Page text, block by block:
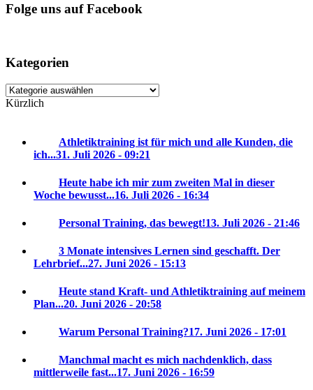
Folge uns auf Facebook
Kategorien
Kategorien
Kürzlich
Athletiktraining ist für mich und alle Kunden, die
ich...31. Juli 2026 - 09:21
Heute habe ich mir zum zweiten Mal in dieser
Woche bewusst...16. Juli 2026 - 16:34
Personal Training, das bewegt!13. Juli 2026 - 21:46
3 Monate intensives Lernen sind geschafft. Der
Lehrbrief...27. Juni 2026 - 15:13
Heute stand Kraft- und Athletiktraining auf meinem
Plan...20. Juni 2026 - 20:58
Warum Personal Training?17. Juni 2026 - 17:01
Manchmal macht es mich nachdenklich, dass
mittlerweile fast...17. Juni 2026 - 16:59